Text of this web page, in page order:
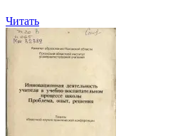
Читать